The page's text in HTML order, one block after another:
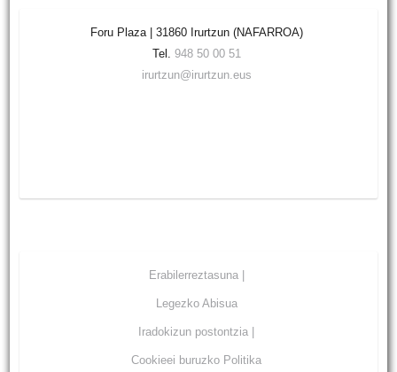
Foru Plaza | 31860 Irurtzun (NAFARROA)
Tel. 948 50 00 51
irurtzun@irurtzun.eus
Erabilerreztasuna |
Legezko Abisua
Iradokizun postontzia |
Cookieei buruzko Politika